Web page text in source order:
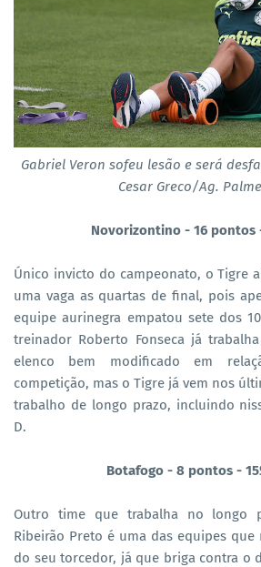
Gabriel Veron sofeu lesão e será
Cesar Greco/Ag.
Novorizontino - 16 pontos
Único invicto do campeonato, o Tigre
uma vaga as quartas de final, pois
equipe aurinegra empatou sete dos
treinador Roberto Fonseca já
elenco bem modificado em
competição, mas o Tigre já vem nos
trabalho de longo prazo, incluindo
D.
Botafogo - 8 pontos -
Outro time que trabalha no longo
Ribeirão Preto é uma das equipes
do seu torcedor, já que briga contra o